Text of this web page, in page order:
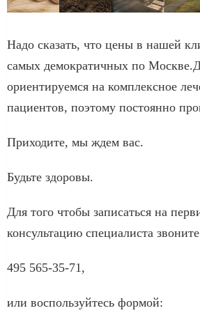
Надо сказать, что цены в нашей
самых демократичных по
ориентируемся на комплексное
пациентов, поэтому постоянно
Приходите, мы ждем вас.
Будьте здоровы.
Для того чтобы записаться на
консультацию специалиста
495 565-35-71,
или воспользуйтесь формой: